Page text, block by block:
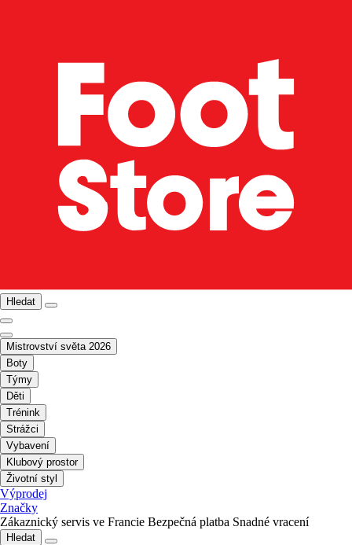
Hledat
Mistrovství světa 2026
Boty
Týmy
Děti
Trénink
Strážci
Vybavení
Klubový prostor
Životní styl
Výprodej
Značky
Zákaznický servis ve Francie Bezpečná platba Snadné vracení
Hledat